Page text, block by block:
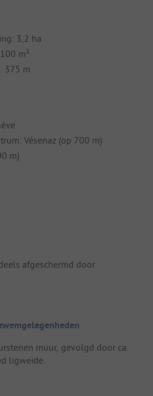
3,2 ha
m²
375 m
Vésenaz (op 700 m)
m)
afgeschermd door
muur, gevolgd door ca.
ligweide.